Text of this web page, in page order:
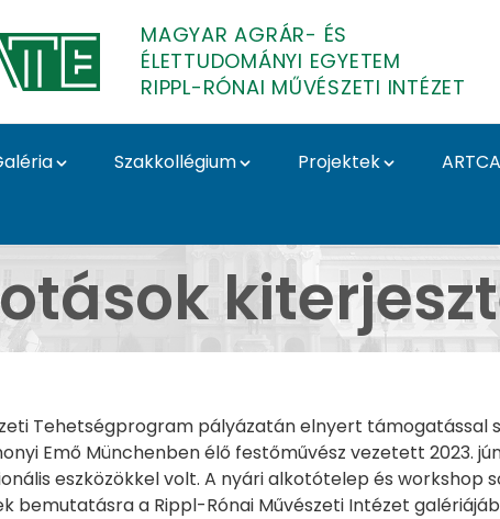
MAGYAR AGRÁR- ÉS
ÉLETTUDOMÁNYI EGYETEM
RIPPL-RÓNAI MŰVÉSZETI INTÉZET
Szakkollégium Projektek
- alkotótelep
Tehetségprogram pályázatán elnyert
Emő Münchenben élő festőművész vezetett 2023.
eszközökkel volt. A nyári alkotótelep és workshop
a Rippl-Rónai Művészeti Intézet